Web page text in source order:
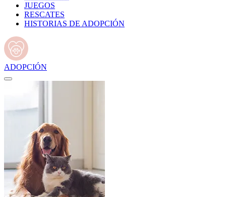
JUEGOS
RESCATES
HISTORIAS DE ADOPCIÓN
ADOPCIÓN